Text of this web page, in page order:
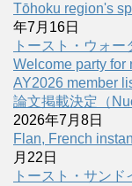
Tōhoku region's
年7月16日
トースト・ウォー
Welcome party for
AY2026 member
論文掲載決定（
2026年7月8日
Flan, French
月22日
トースト・サンド